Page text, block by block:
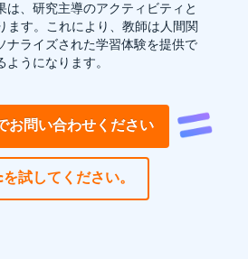
は、研究主導のアクティビティと
ます。これにより、教師は人間関
ナライズされた学習体験を提供で
ようになります。
お問い合わせください
試してください。